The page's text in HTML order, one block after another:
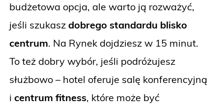
budżetowa opcja, ale warto ją rozważyć,
jeśli szukasz dobrego standardu blisko
centrum. Na Rynek dojdziesz w 15 minut.
To też dobry wybór, jeśli podróżujesz
służbowo – hotel oferuje salę konferencyjną
i centrum fitness, które może być